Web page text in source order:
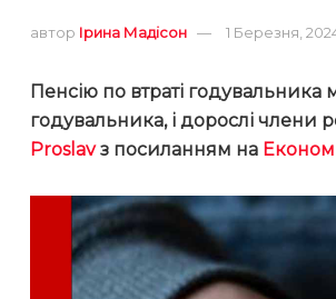
автор Ірина Мадісон 1 Березня,
Пенсію по втраті годувальника
годувальника, і дорослі члени
Proslavз посиланням на